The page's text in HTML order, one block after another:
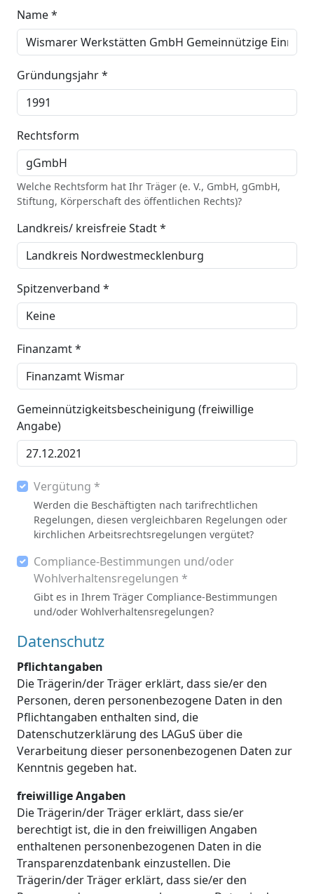
Name *
Gründungsjahr *
Rechtsform
Welche Rechtsform hat Ihr Träger (e. V., GmbH, gGmbH,
Stiftung, Körperschaft des öffentlichen Rechts)?
Landkreis/ kreisfreie Stadt *
Spitzenverband *
Finanzamt *
Gemeinnützigkeitsbescheinigung (freiwillige
Angabe)
Vergütung *
Werden die Beschäftigten nach tarifrechtlichen
Regelungen, diesen vergleichbaren Regelungen oder
kirchlichen Arbeitsrechtsregelungen vergütet?
Compliance-Bestimmungen und/oder
Wohlverhaltensregelungen *
Gibt es in Ihrem Träger Compliance-Bestimmungen
und/oder Wohlverhaltensregelungen?
Datenschutz
Pflichtangaben
Die Trägerin/der Träger erklärt, dass sie/er den
Personen, deren personenbezogene Daten in den
Pflichtangaben enthalten sind, die
Datenschutzerklärung des LAGuS über die
Verarbeitung dieser personenbezogenen Daten zur
Kenntnis gegeben hat.
freiwillige Angaben
Die Trägerin/der Träger erklärt, dass sie/er
berechtigt ist, die in den freiwilligen Angaben
enthaltenen personenbezogenen Daten in die
Transparenzdatenbank einzustellen. Die
Trägerin/der Träger erklärt, dass sie/er den